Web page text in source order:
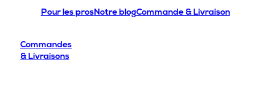
Pour les prosNotre blogCommande & Livraison
Commandes
& Livraisons